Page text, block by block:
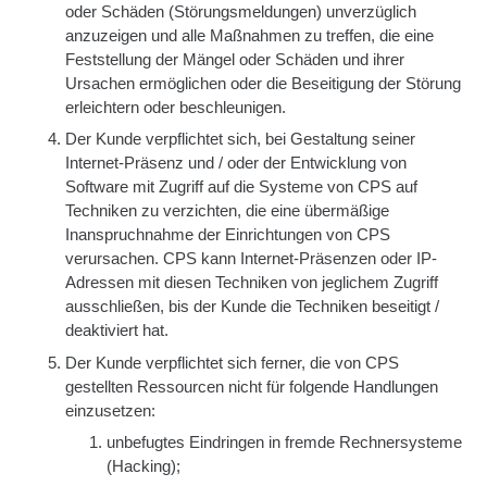
oder Schäden (Störungsmeldungen) unverzüglich
anzuzeigen und alle Maßnahmen zu treffen, die eine
Feststellung der Mängel oder Schäden und ihrer
Ursachen ermöglichen oder die Beseitigung der Störung
erleichtern oder beschleunigen.
Der Kunde verpflichtet sich, bei Gestaltung seiner
Internet-Präsenz und / oder der Entwicklung von
Software mit Zugriff auf die Systeme von CPS auf
Techniken zu verzichten, die eine übermäßige
Inanspruchnahme der Einrichtungen von CPS
verursachen. CPS kann Internet-Präsenzen oder IP-
Adressen mit diesen Techniken von jeglichem Zugriff
ausschließen, bis der Kunde die Techniken beseitigt /
deaktiviert hat.
Der Kunde verpflichtet sich ferner, die von CPS
gestellten Ressourcen nicht für folgende Handlungen
einzusetzen:
unbefugtes Eindringen in fremde Rechnersysteme
(Hacking);